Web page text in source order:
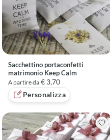
Sacchettino portaconfetti
matrimonio Keep Calm
A partire da € 3,70
Personalizza